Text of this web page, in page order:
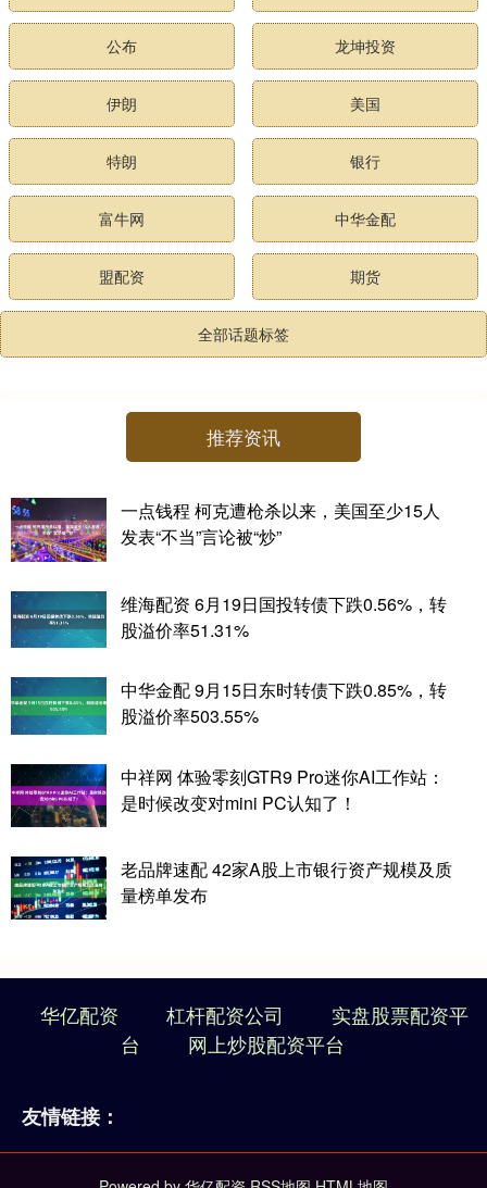
公布 龙坤投资
伊朗 美国
特朗 银行
富牛网 中华金配
盟配资 期货
全部话题标签
推荐资讯
一点钱程 柯克遭枪杀以来，美国至少15人
发表“不当”言论被“炒”
维海配资 6月19日国投转债下跌0.56%，转
股溢价率51.31%
中华金配 9月15日东时转债下跌0.85%，转
股溢价率503.55%
中祥网 体验零刻GTR9 Pro迷你AI工作站：
是时候改变对mini PC认知了！
老品牌速配 42家A股上市银行资产规模及质
量榜单发布
华亿配资 杠杆配资公司
实盘股票配资平
台
网上炒股配资平台
友情链接：